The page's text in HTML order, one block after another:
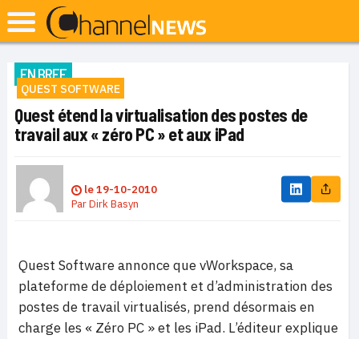
EN BREF
QUEST SOFTWARE
Quest étend la virtualisation des postes de
travail aux « zéro PC » et aux iPad
le19-10-2010
ParDirk Basyn
Quest Software annonce que vWorkspace, sa
plateforme de déploiement et d’administration des
postes de travail virtualisés, prend désormais en
charge les « Zéro PC » et les iPad. L’éditeur explique